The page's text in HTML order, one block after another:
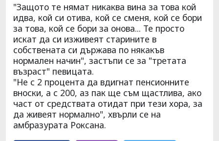
"Защото те нямат никаква вина за това кой
идва, кой си отива, кой се сменя, кой се бори
за това, кой се бори за онова... Те просто
искат да си изживеят старините в
собствената си държава по някакъв
нормален начин", застъпи се за "третата
възраст" певицата.
"Не с 2 процента да вдигнат пенсионните
вноски, а с 200, аз пак ще съм щастлива, ако
част от средствата отидат при тези хора, за
да живеят нормално", хвърли се на
амбразурата Роксана.